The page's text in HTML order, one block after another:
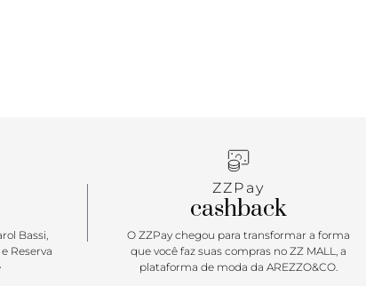
Bassi,
Reserva
ZZPay
cashback
O ZZPay chegou para transformar a forma
que você faz suas compras no ZZ MALL, a
plataforma de moda da AREZZO&CO.